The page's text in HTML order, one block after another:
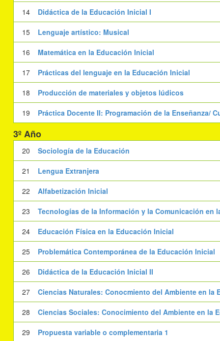
14 Didáctica de la Educación Inicial I
15 Lenguaje artístico: Musical
16 Matemática en la Educación Inicial
17 Prácticas del lenguaje en la Educación Inicial
18 Producción de materiales y objetos lúdicos
19 Práctica Docente II: Programación de la Enseñanza/
3º Año
20 Sociología de la Educación
21 Lengua Extranjera
22 Alfabetización Inicial
23 Tecnologías de la Información y la Comunicación en
24 Educación Física en la Educación Inicial
25 Problemática Contemporánea de la Educación Inicial
26 Didáctica de la Educación Inicial II
27 Ciencias Naturales: Conocmiento del Ambiente en la
28 Ciencias Sociales: Conocimiento del Ambiente en la
29 Propuesta variable o complementaria 1